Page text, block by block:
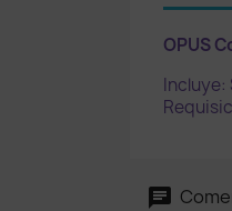
OPUS
Incluye: